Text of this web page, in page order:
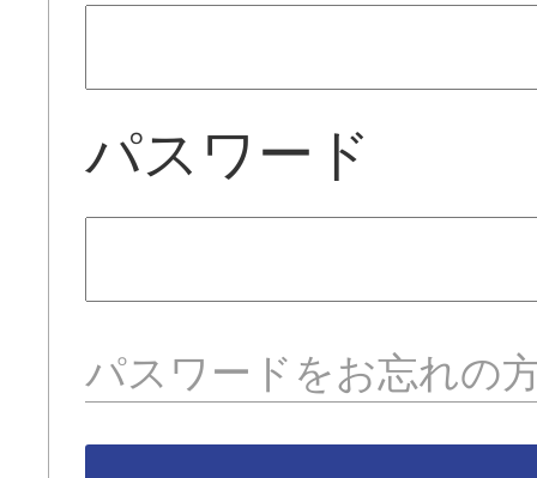
パスワード
パスワードをお忘れの